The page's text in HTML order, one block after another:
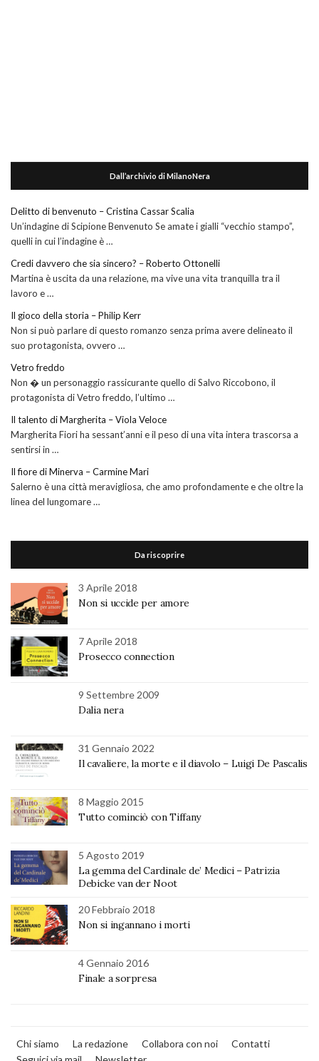
Dall’archivio di MilanoNera
Delitto di benvenuto – Cristina Cassar Scalia
Un’indagine di Scipione Benvenuto Se amate i gialli “vecchio stampo”,
quelli in cui l’indagine è …
Credi davvero che sia sincero? – Roberto Ottonelli
Martina è uscita da una relazione, ma vive una vita tranquilla tra il
lavoro e …
Il gioco della storia – Philip Kerr
Non si può parlare di questo romanzo senza prima avere delineato il
suo protagonista, ovvero …
Vetro freddo
Non � un personaggio rassicurante quello di Salvo Riccobono, il
protagonista di Vetro freddo, l’ultimo …
Il talento di Margherita – Viola Veloce
Margherita Fiori ha sessant’anni e il peso di una vita intera trascorsa a
sentirsi in …
Il fiore di Minerva – Carmine Mari
Salerno è una città meravigliosa, che amo profondamente e che oltre la
linea del lungomare …
Da riscoprire
3 Aprile 2018
Non si uccide per amore
7 Aprile 2018
Prosecco connection
9 Settembre 2009
Dalia nera
31 Gennaio 2022
Il cavaliere, la morte e il diavolo – Luigi De Pascalis
8 Maggio 2015
Tutto cominciò con Tiffany
5 Agosto 2019
La gemma del Cardinale de’ Medici – Patrizia
Debicke van der Noot
20 Febbraio 2018
Non si ingannano i morti
4 Gennaio 2016
Finale a sorpresa
Chi siamo La redazione Collabora con noi
Contatti